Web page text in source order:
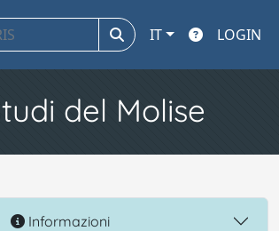
IT LOGIN
del Molise
Informazioni